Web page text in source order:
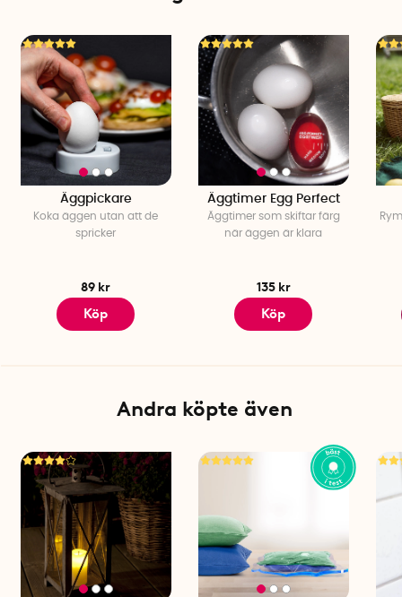
Äggpickare
Koka äggen utan att de
spricker
89 kr
Köp
Äggtimer Egg Perfect
Äggtimer som skiftar färg
när äggen är klara
135 kr
Köp
Andra köpte även